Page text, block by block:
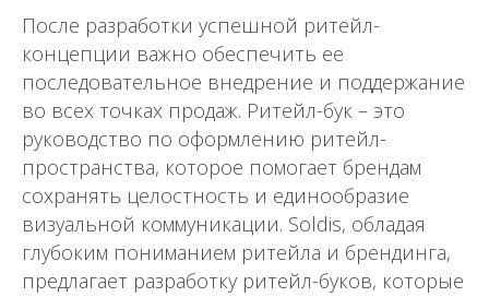
После разработки успешной ритейл-
концепции важно обеспечить ее
последовательное внедрение и поддержание
во всех точках продаж. Ритейл-бук – это
руководство по оформлению ритейл-
пространства, которое помогает брендам
сохранять целостность и единообразие
визуальной коммуникации. Soldis, обладая
глубоким пониманием ритейла и брендинга,
предлагает разработку ритейл-буков, которые